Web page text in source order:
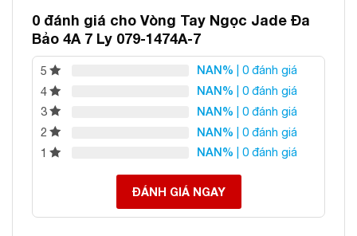
0 đánh giá cho Vòng Tay Ngọc Jade Đa
Bảo 4A 7 Ly 079-1474A-7
5 NAN% | 0 đánh giá
4
NAN% | 0 đánh giá
3
NAN% | 0 đánh giá
2
NAN% | 0 đánh giá
1
NAN% | 0 đánh giá
ĐÁNH GIÁ NGAY